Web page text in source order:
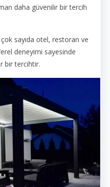
daha güvenilir bir tercih
sayıda otel, restoran ve
deneyimi sayesinde
bir tercihtir.